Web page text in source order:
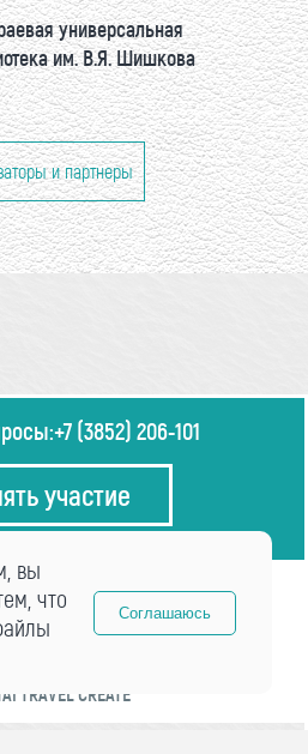
универсальная
им. В.Я. Шишкова
и партнеры
+7 (3852) 206-101
участие
TRAVEL CREATE
вы
что
Соглашаюсь